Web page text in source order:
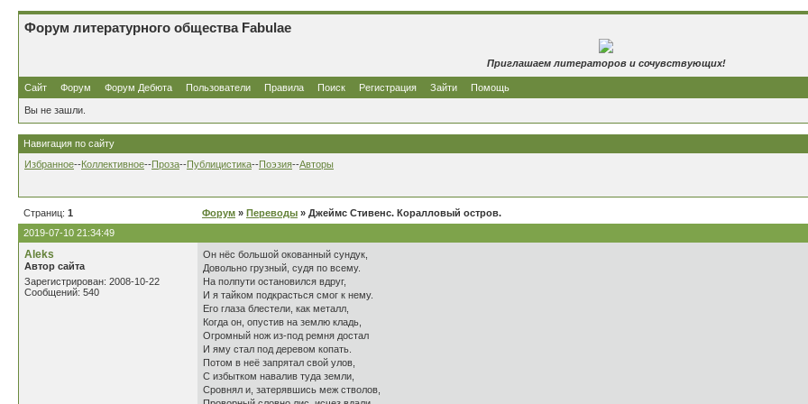
Форум литературного общества Fabulae
Приглашаем литераторов и сочувствующих!
Сайт Форум Форум Дебюта Пользователи Правила Поиск Регистрация Зайти Помощь
Вы не зашли.
Навигация по сайту
Избранное--Коллективное--Проза--Публицистика--Поэзия--Авторы
Страниц: 1 Форум » Переводы » Джеймс Стивенс. Коралловый остров.
2019-07-10 21:34:49
Aleks
Автор сайта
Зарегистрирован: 2008-10-22
Сообщений: 540
Он нёс большой окованный сундук,
Довольно грузный, судя по всему.
На полпути остановился вдруг,
И я тайком подкрасться смог к нему.
Его глаза блестели, как металл,
Когда он, опустив на землю кладь,
Огромный нож из-под ремня достал
И яму стал под деревом копать.
Потом в неё запрятал свой улов,
С избытком навалив туда земли,
Сровнял и, затерявшись меж стволов,